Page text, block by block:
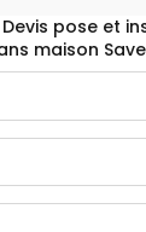
pose et
maison